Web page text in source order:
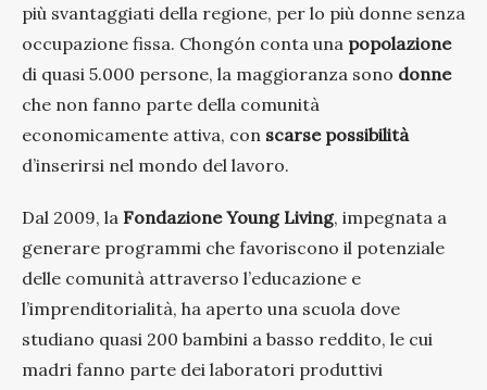
più svantaggiati della regione, per lo più donne senza
occupazione fissa. Chongón conta una popolazione
di quasi 5.000 persone, la maggioranza sono donne
che non fanno parte della comunità
economicamente attiva, con scarse possibilità
d’inserirsi nel mondo del lavoro.
Dal 2009, la Fondazione Young Living, impegnata a
generare programmi che favoriscono il potenziale
delle comunità attraverso l’educazione e
l’imprenditorialità, ha aperto una scuola dove
studiano quasi 200 bambini a basso reddito, le cui
madri fanno parte dei laboratori produttivi